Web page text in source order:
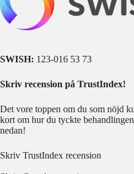
SWISH: 123-016 53 73
Skriv recension på TrustIndex!
Det vore toppen om du som nöjd
kort om hur du tyckte
nedan!
Skriv TrustIndex recension